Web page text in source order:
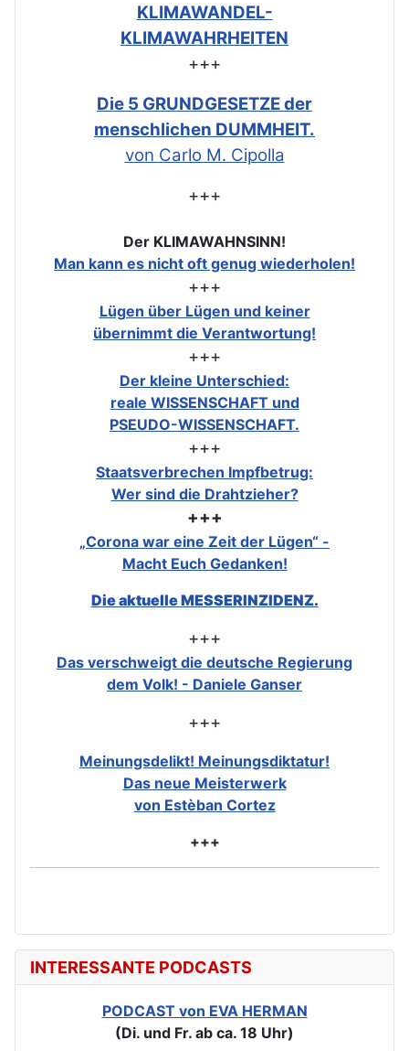
KLIMAWANDEL-
KLIMAWAHRHEITEN
+++
Die 5 GRUNDGESETZE der
menschlichen DUMMHEIT.
von Carlo M. Cipolla
+++
Der KLIMAWAHNSINN!
Man kann es nicht oft genug wiederholen!
+++
Lügen über Lügen und keiner
übernimmt die Verantwortung!
+++
Der kleine Unterschied:
reale WISSENSCHAFT und
PSEUDO-WISSENSCHAFT.
+++
Staatsverbrechen Impfbetrug:
Wer sind die Drahtzieher?
+++
„Corona war eine Zeit der Lügen“ -
Macht Euch Gedanken!
Die aktuelle MESSERINZIDENZ.
+++
Das verschweigt die deutsche Regierung
dem Volk! - Daniele Ganser
+++
Meinungsdelikt! Meinungsdiktatur!
Das neue Meisterwerk
von Estèban Cortez
+++
INTERESSANTE PODCASTS
PODCAST von EVA HERMAN
(Di. und Fr. ab ca. 18 Uhr)